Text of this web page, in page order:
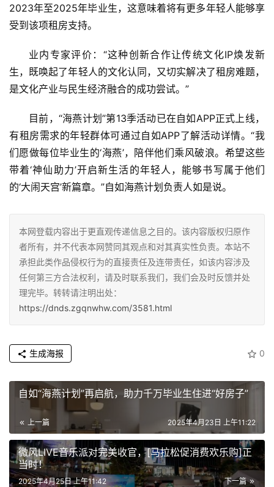
2023年至2025年毕业生，这意味着将有更多年轻人能够享
受到该项租房支持。
业内专家评价：“这种创新合作让传统文化IP焕发新
生，既唤起了年轻人的文化认同，又切实解决了租房难题，
是文化产业与民生经济融合的成功尝试。”
目前，“海燕计划”第13季活动已在自如APP正式上线，
有租房需求的年轻群体可通过自如APP了解活动详情。“我
们愿做每位毕业生的‘海燕’，陪伴他们乘风破浪。希望这些
带着‘神仙助力’开启新生活的年轻人，能够书写属于他们
的‘大闹天宫’新篇章。”自如海燕计划负责人如是说。
本网登载内容出于更直观传递信息之目的。该内容版权归原作
者所有，并不代表本网赞同其观点和对其真实性负责。本站不
承担此类作品侵权行为的直接责任及连带责任，如该内容涉及
任何第三方合法权利，请及时联系我们，我们会及时反馈并处
理完毕。转转请注明出处：
https://dnds.zgqnwhw.com/3581.html
0
生成海报
自如“海燕计划”再启航，助力千万毕业生住进“好房子”
上一篇 2025年4月23日 上午11:22
微风LIVE音乐派对完美收官，[马拉松促消费欢乐购]正
当时！
下一篇
2025年4月25日 上午11:42